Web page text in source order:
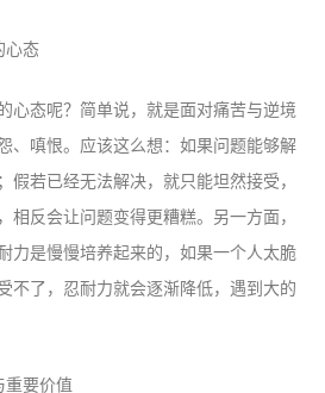
心态
心态呢？简单说，就是面对痛苦与逆境
、嗔恨。应该这么想：如果问题能够解
假若已经无法解决，就只能坦然接受，
相反会让问题变得更糟糕。另一方面，
力是慢慢培养起来的，如果一个人太脆
不了，忍耐力就会逐渐降低，遇到大的
重要价值